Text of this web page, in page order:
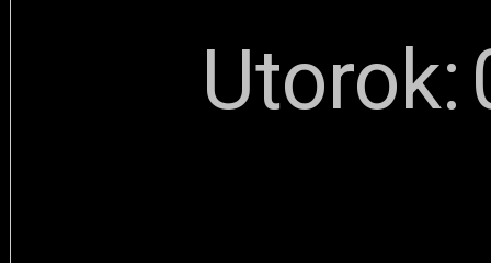
Utorok: